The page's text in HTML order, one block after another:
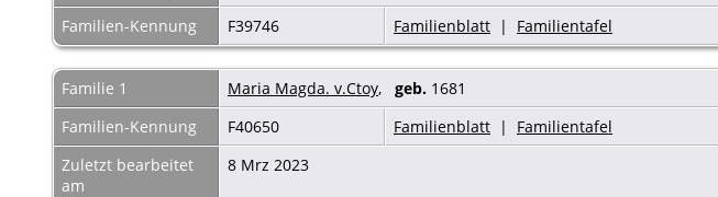
Familien-Kennung
F39746 Familienblatt | Familientafel
Familie 1 Maria Magda. v.Ctoy, geb. 1681
Familien-Kennung
F40650 Familienblatt | Familientafel
Zuletzt bearbeitet
am
8 Mrz 2023